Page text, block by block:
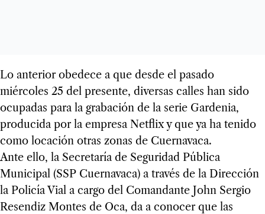
Lo anterior obedece a que desde el pasado
miércoles 25 del presente, diversas calles han sido
ocupadas para la grabación de la serie Gardenia,
producida por la empresa Netflix y que ya ha tenido
como locación otras zonas de Cuernavaca.
Ante ello, la Secretaría de Seguridad Pública
Municipal (SSP Cuernavaca) a través de la Dirección
la Policía Vial a cargo del Comandante John Sergio
Resendiz Montes de Oca, da a conocer que las